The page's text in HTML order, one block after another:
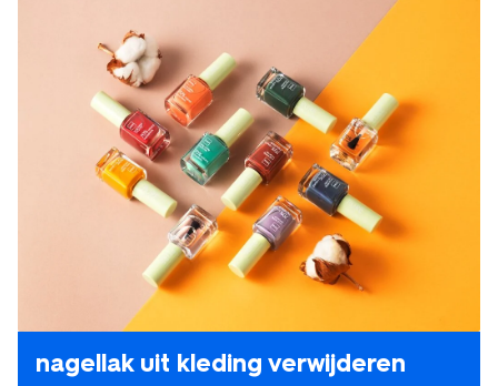
nagellak uit kleding verwijderen